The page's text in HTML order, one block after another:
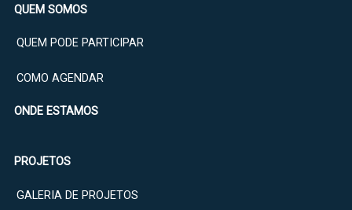
QUEM SOMOS
QUEM PODE PARTICIPAR
COMO AGENDAR
ONDE ESTAMOS
PROJETOS
GALERIA DE PROJETOS